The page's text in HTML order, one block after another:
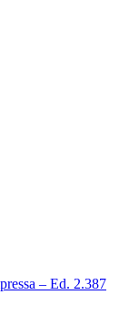
– Ed. 2.387